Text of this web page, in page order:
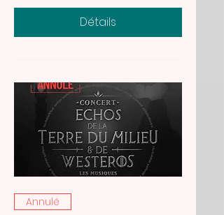
Détails
Annulé